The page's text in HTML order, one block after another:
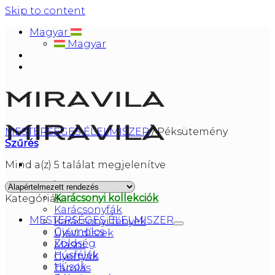
Skip to content
Magyar
Magyar
KARÁCSONY
Karácsonyi kollekciók
Karácsonyfák
Karácsonyi fények
Újévi díszek
Masni
Gyertyák
Tárolás
MESTERSÉGES ÉLELMISZER /Péksütemény
Szűrés
Mind a(z) 5 találat megjelenítve
Kategóriák
MESTERSÉGES ÉLELMISZER
Gyümölcs
Zöldség
Húsfélék
Húsok